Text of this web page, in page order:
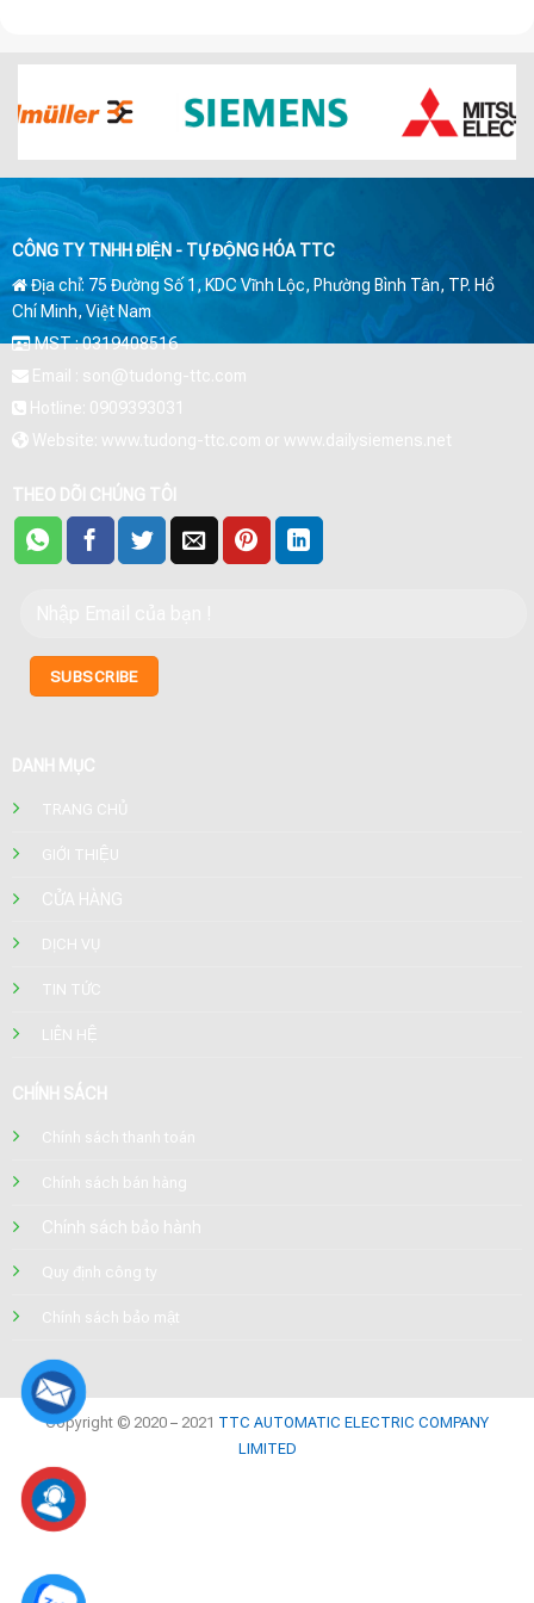
CÔNG TY TNHH ĐIỆN - TỰ ĐỘNG HÓA TTC
Địa chỉ: 75 Đường Số 1, KDC Vĩnh Lộc, Phường Bình Tân, TP. Hồ
Chí Minh, Việt Nam
MST : 0319408516
Email : son@tudong-ttc.com
Hotline: 0909393031
Website: www.tudong-ttc.com or www.dailysiemens.net
THEO DÕI CHÚNG TÔI
DANH MỤC
TRANG CHỦ
GIỚI THIỆU
CỬA HÀNG
DỊCH VỤ
TIN TỨC
LIÊN HỆ
CHÍNH SÁCH
Chính sách thanh toán
Chính sách bán hàng
Chính sách bảo hành
Quy định công ty
Chính sách bảo mật
Copyright © 2020 – 2021 TTC AUTOMATIC ELECTRIC COMPANY
LIMITED